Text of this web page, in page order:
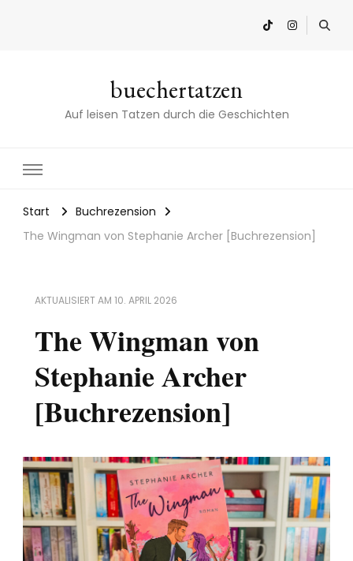
buechertatzen
Auf leisen Tatzen durch die Geschichten
Start
Buchrezension
The Wingman von Stephanie Archer [Buchrezension]
AKTUALISIERT AM 10. APRIL 2026
The Wingman von
Stephanie Archer
[Buchrezension]